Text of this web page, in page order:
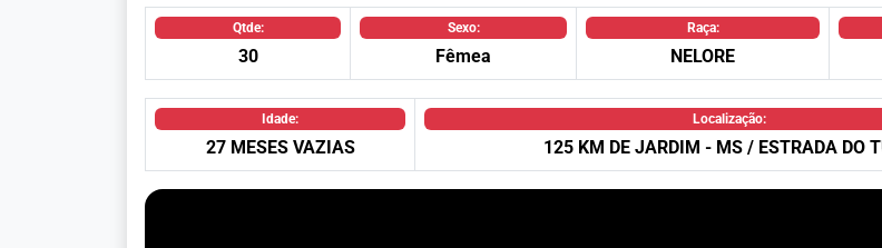
Qtde:
30
Sexo:
Fêmea
Raça:
NELORE
Idade:
27 MESES VAZIAS
Localização:
125 KM DE JARDIM - MS / ESTRADA DO